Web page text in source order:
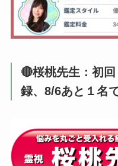
🔴桜桃先生：初
録、8/6あと１名